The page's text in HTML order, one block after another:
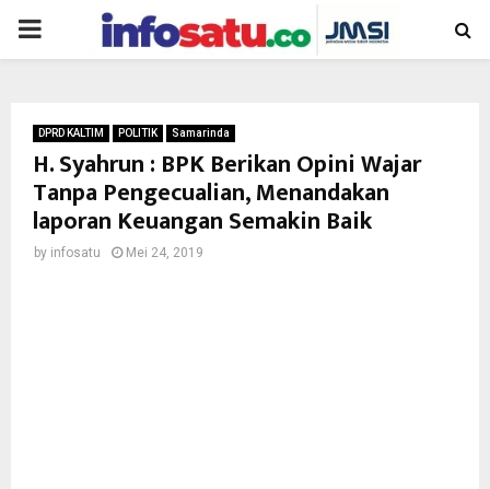
PRIMARY
DPRD KALTIM POLITIK Samarinda
H. Syahrun : BPK Berikan Opini Wajar
Tanpa Pengecualian, Menandakan
laporan Keuangan Semakin Baik
by infosatu Mei 24, 2019